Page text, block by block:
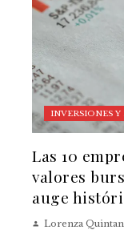
INVERSIONES
Las 10
valores
auge
Lorenza